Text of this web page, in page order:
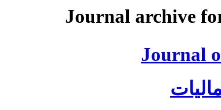
Journal archive
Journal